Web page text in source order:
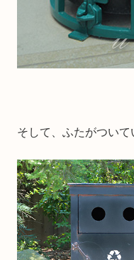
そして、ふたがつい